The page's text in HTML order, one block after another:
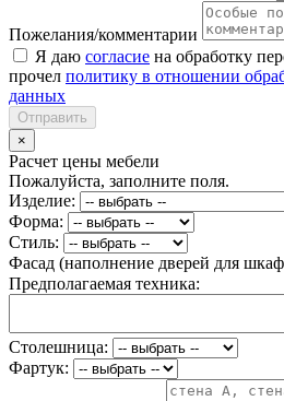
Пожелания/комментарии
Я даю согласие на обработку
прочел политику в отношении
данных
Отправить
×
Расчет цены мебели
Пожалуйста, заполните поля.
Изделие:
Форма:
Стиль:
Фасад (наполнение дверей для
Предполагаемая техника:
Столешница:
Фартук: